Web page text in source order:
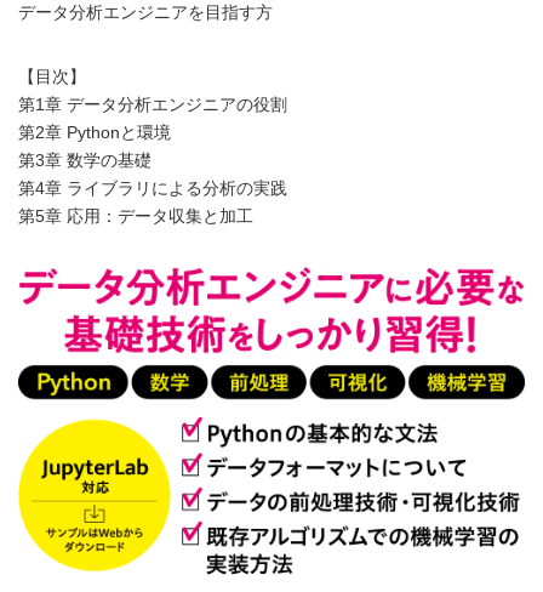
データ分析エンジニアを目指す方
【目次】
第1章 データ分析エンジニアの役割
第2章 Pythonと環境
第3章 数学の基礎
第4章 ライブラリによる分析の実践
第5章 応用：データ収集と加工